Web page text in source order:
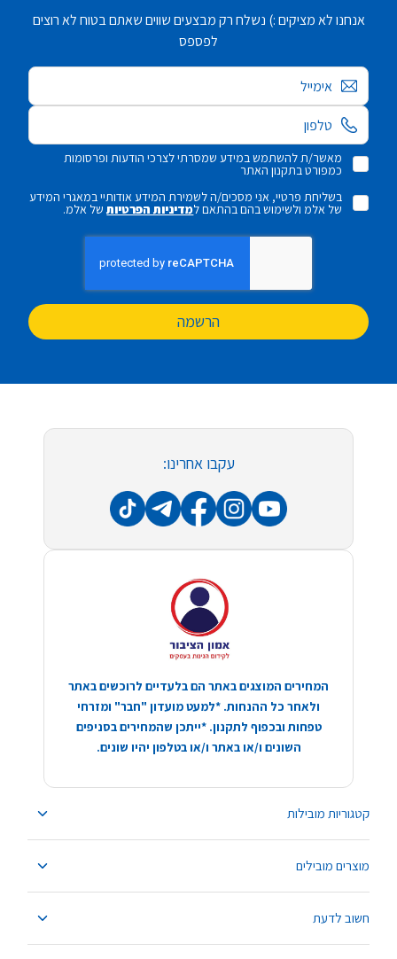
אנחנו לא מציקים :) נשלח רק מבצעים שווים שאתם בטוח לא רוצים
לפספס
אימייל
מאשר/ת להשתמש במידע שמסרתי לצרכי הודעות ופרסומות
כמפורט בתקנון האתר
בשליחת פרטיי, אני מסכים/ה לשמירת המידע אודותיי במאגרי המידע
של אלמ ולשימוש בהם בהתאם למדיניות הפרטיותשל אלמ.
הרשמה
קטגוריות מובילות
מוצרים מובילים
חשוב לדעת
עקבו אחרינו:
המחירים המוצגים באתר הם בלעדיים לרוכשים באתר
ולאחר כל ההנחות. *למעט מועדון "חבר" ומזרחי
טפחות ובכפוף לתקנון. *ייתכן שהמחירים בסניפים
השונים ו/או באתר ו/או בטלפון יהיו שונים.